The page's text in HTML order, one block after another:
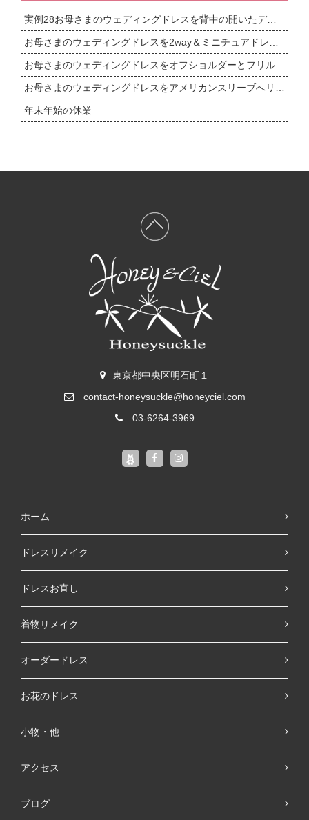
実例28お母さまのウェディングドレスを背中の開いたデザインへリメイク
年末年始の休業
東京都中央区明石町１
contact-honeysuckle@honeyciel.com
03-6264-3969
ホーム
ドレスリメイク
ドレスお直し
着物リメイク
オーダードレス
お花のドレス
小物・他
アクセス
ブログ